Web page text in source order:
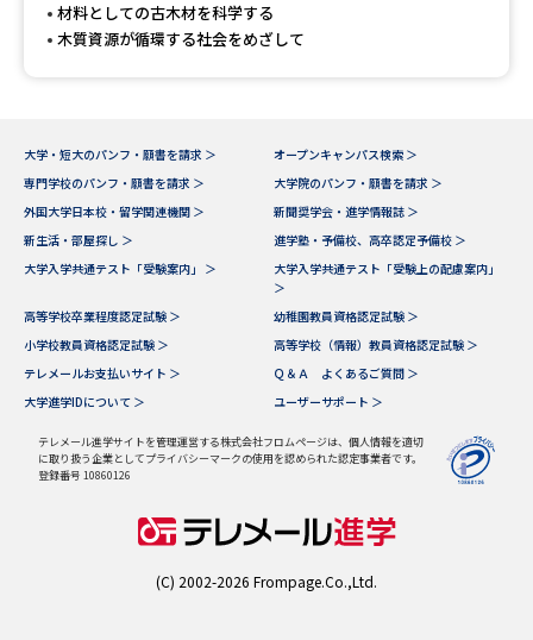
大学で学べる内容や特徴を調べる
データサイエンス特集 奨学金・特待生制度特集
デジタルパンフレット 進路の３択
新学年スタート号特集ページ
新学年スタート号特集ページ
SELFBRAND特集ページ
オープンキャンパスなどを調べる
オープンキャンパス検索 実施プログラムから探す
来場型・Web型イベント特集 夢ナビライブ
材料としての古木材を科学する
木質資源が循環する社会をめざして
大学・短大のパンフ・願書を請求 ＞
オープンキャンパス検索 ＞
専門学校のパンフ・願書を請求 ＞
大学院のパンフ・願書を請求 ＞
外国大学日本校・留学関連機関 ＞
新聞奨学会・進学情報誌 ＞
新生活・部屋探し ＞
進学塾・予備校、高卒認定予備校 ＞
大学入学共通テスト「受験案内」 ＞
大学入学共通テスト「受験上の配慮案内」
＞
高等学校卒業程度認定試験 ＞
幼稚園教員資格認定試験 ＞
小学校教員資格認定試験 ＞
高等学校（情報）教員資格認定試験 ＞
テレメールお支払いサイト ＞
Ｑ＆Ａ よくあるご質問 ＞
大学進学IDについて ＞
ユーザーサポート ＞
テレメール進学サイトを管理運営する株式会社フロムページは、個人情報を適切
に取り扱う企業としてプライバシーマークの使用を認められた認定事業者です。
登録番号 10860126
(C) 2002-2026 Frompage.Co.,Ltd.